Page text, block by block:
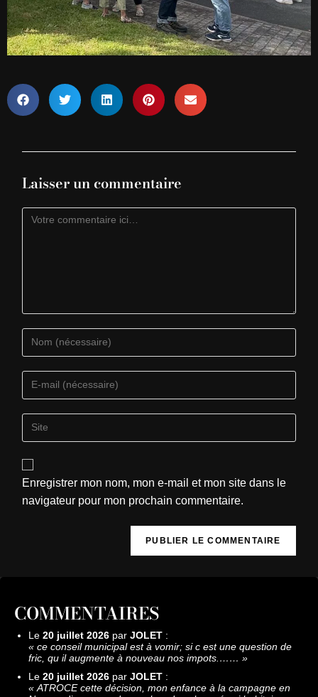
Laisser un commentaire
Enregistrer mon nom, mon e-mail et mon site dans le
navigateur pour mon prochain commentaire.
COMMENTAIRES
Le 20 juillet 2026 par JOLET :
« ce conseil municipal est à vomir; si c est une question de
fric, qu il augmente à nouveau nos impots.…… »
Le 20 juillet 2026 par JOLET :
« ATROCE cette décision, mon enfance à la campagne en